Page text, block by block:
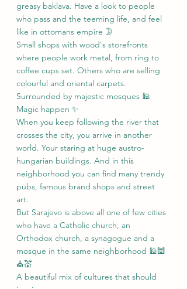
greasy baklava. Have a look to people
who pass and the teeming life, and feel
like in ottomans empire 🌛
Small shops with wood's storefronts
where people work metal, from ring to
coffee cups set. Others who are selling
colourful and oriental carpets.
Surrounded by majestic mosques 🕌
Magic happen ✨
When you keep following the river that
crosses the city, you arrive in another
world. Your staring at huge austro-
hungarian buildings. And in this
neighborhood you can find many trendy
pubs, famous brand shops and street
art.
But Sarajevo is above all one of few cities
who have a Catholic church, an
Orthodox church, a synagogue and a
mosque in the same neighborhood 🕌🕍
⛪💒
A beautiful mix of cultures that should